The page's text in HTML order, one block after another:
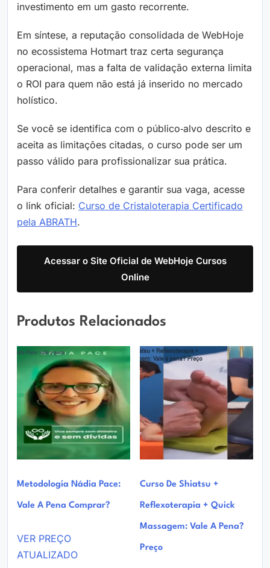
investimento em um gasto recorrente.
Em síntese, a reputação consolidada de WebHoje
no ecossistema Hotmart traz certa segurança
operacional, mas a falta de validação externa limita
o ROI para quem não está já inserido no mercado
holístico.
Se você se identifica com o público‑alvo descrito e
aceita as limitações citadas, o curso pode ser um
passo válido para profissionalizar sua prática.
Para conferir detalhes e garantir sua vaga, acesse
o link oficial: Curso de Cristaloterapia Certificado
pela ABRATH.
Acessar o Site Oficial de WebHoje Cursos
Online
Produtos Relacionados
Metodologia Nádia Pace:
Vale A Pena Comprar?
VER PREÇO
ATUALIZADO
Curso De Shiatsu +
Reflexoterapia + Quick
Massagem: Vale A Pena?
Preço